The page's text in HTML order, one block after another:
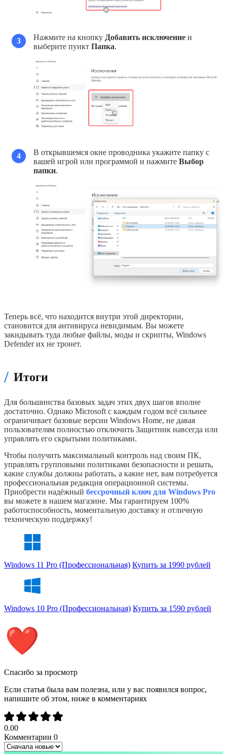
3 Нажмите на кнопку Добавить исключение и
выберите пункт Папка.
4
В открывшемся окне проводника укажите папку с
вашей игрой или программой и нажмите Выбор
папки.
Теперь всё, что находится внутри этой директории,
становится для антивируса невидимым. Вы можете
закидывать туда любые файлы, моды и скрипты, Windows
Defender их не тронет.
/ Итоги
Для большинства базовых задач этих двух шагов вполне
достаточно. Однако Microsoft с каждым годом всё сильнее
ограничивает базовые версии Windows Home, не давая
пользователям полностью отключить Защитник навсегда или
управлять его скрытыми политиками.
Чтобы получить максимальный контроль над своим ПК,
управлять групповыми политиками безопасности и решать,
какие службы должны работать, а какие нет, вам потребуется
профессиональная редакция операционной системы.
Приобрести надёжный бессрочный ключ для Windows Pro
вы можете в нашем магазине. Мы гарантируем 100%
работоспособность, моментальную доставку и отличную
техническую поддержку!
Windows 11 Pro (Профессиональная) Купить за 1990 рублей
Windows 10 Pro (Профессиональная) Купить за 1590 рублей
Спасибо за просмотр
Если статья была вам полезна, или у вас появился вопрос,
напишите об этом, ниже в комментариях
0.00
Комментарии 0